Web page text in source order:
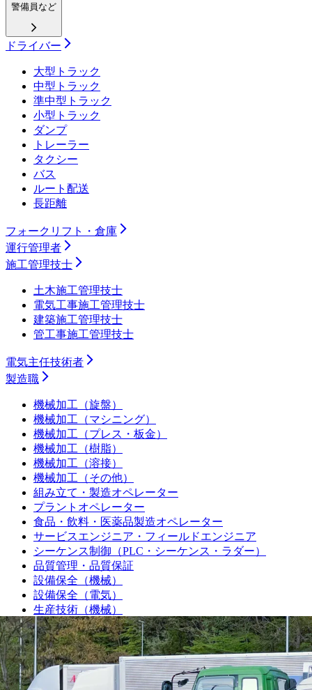
警備員など
ドライバー
大型トラック
中型トラック
準中型トラック
小型トラック
ダンプ
トレーラー
タクシー
バス
ルート配送
長距離
フォークリフト・倉庫
運行管理者
施工管理技士
土木施工管理技士
電気工事施工管理技士
建築施工管理技士
管工事施工管理技士
電気主任技術者
製造職
機械加工（旋盤）
機械加工（マシニング）
機械加工（プレス・板金）
機械加工（樹脂）
機械加工（溶接）
機械加工（その他）
組み立て・製造オペレーター
プラントオペレーター
食品・飲料・医薬品製造オペレーター
サービスエンジニア・フィールドエンジニア
シーケンス制御（PLC・シーケンス・ラダー）
品質管理・品質保証
設備保全（機械）
設備保全（電気）
生産技術（機械）
生産技術（電気）
生産管理・購買・工場長
回路設計
機械設計
光学設計